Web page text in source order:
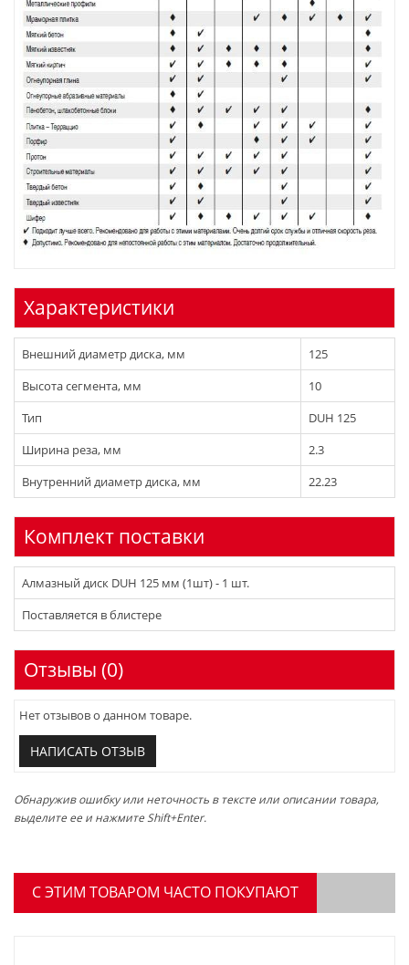
Характеристики
Внешний диаметр диска, мм
125
Высота сегмента, мм
10
Тип
DUH 125
Ширина реза, мм
2.3
Внутренний диаметр диска, мм
22.23
Комплект поставки
Алмазный диск DUH 125 мм (1шт) - 1 шт.
Поставляется в блистере
Отзывы (0)
Нет отзывов о данном товаре.
НАПИСАТЬ ОТЗЫВ
Обнаружив ошибку или неточность в тексте или описании товара,
выделите ее и нажмите Shift+Enter.
C ЭТИМ ТОВАРОМ ЧАСТО ПОКУПАЮТ